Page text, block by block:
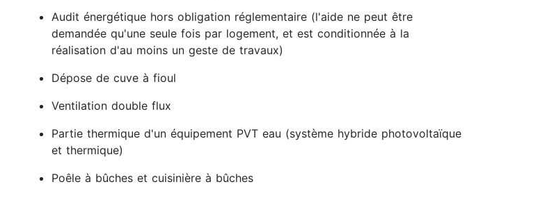
Audit énergétique hors obligation réglementaire (l'aide ne peut être
demandée qu'une seule fois par logement, et est conditionnée à la
réalisation d'au moins un geste de travaux)
Dépose de cuve à fioul
Ventilation double flux
Partie thermique d'un équipement PVT eau (système hybride photovoltaïque
et thermique)
Poêle à bûches et cuisinière à bûches